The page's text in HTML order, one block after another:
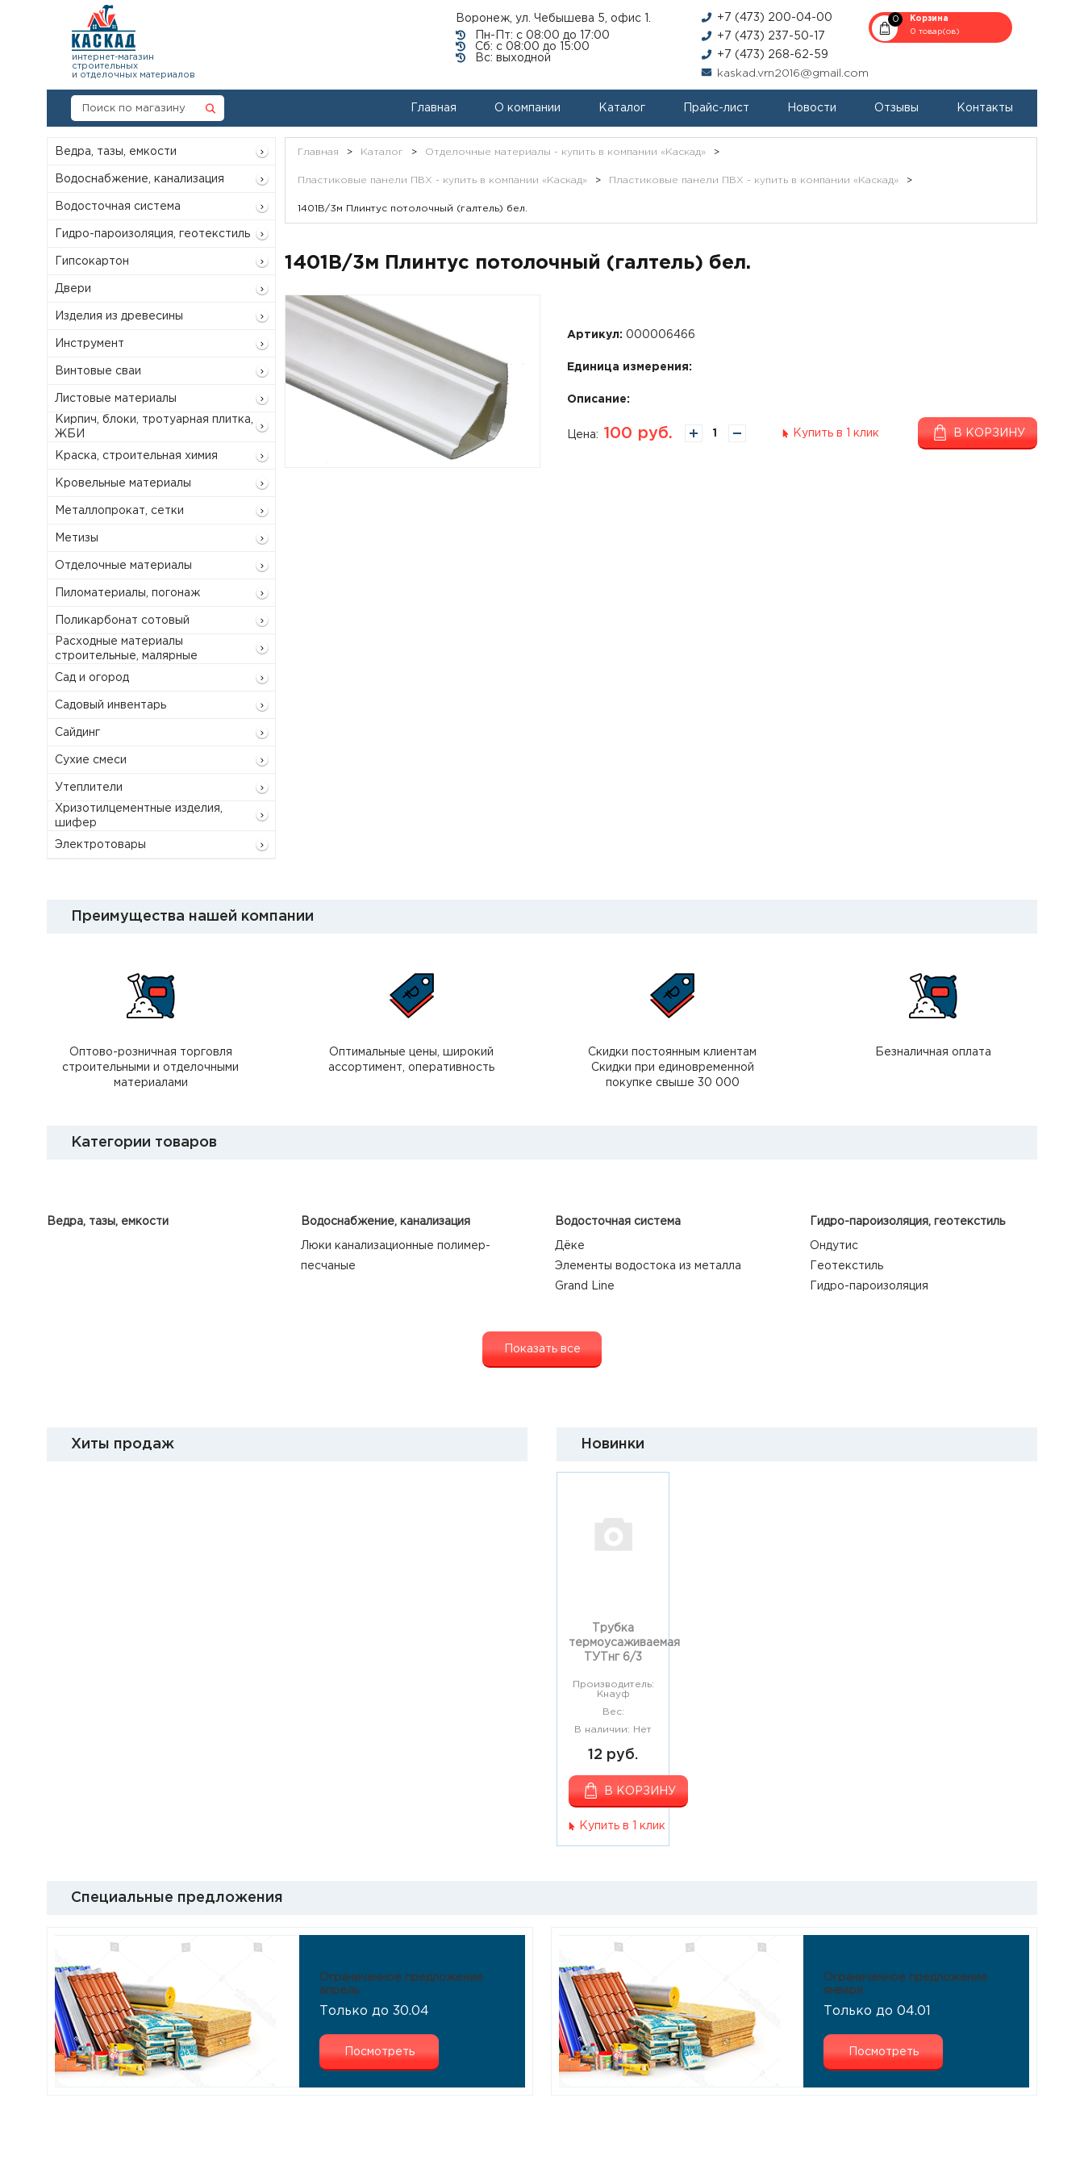
интернет-магазин
строительных
и отделочных материалов
Воронеж, ул. Чебышева 5, офис 1.
Пн-Пт: с 08:00 до 17:00
Сб: с 08:00 до 15:00
Вс: выходной
+7 (473) 200-04-00
+7 (473) 237-50-17
+7 (473) 268-62-59
kaskad.vrn2016@gmail.com
0
Корзина
0 товар(ов)
Главная О компании Каталог Прайс-лист Новости Отзывы Контакты
Ведра, тазы, емкости
Водоснабжение, канализация
Водосточная система
Гидро-пароизоляция, геотекстиль
Гипсокартон
Двери
Изделия из древесины
Инструмент
Винтовые сваи
Листовые материалы
Кирпич, блоки, тротуарная плитка,
ЖБИ
Краска, строительная химия
Кровельные материалы
Металлопрокат, сетки
Метизы
Отделочные материалы
Пиломатериалы, погонаж
Поликарбонат сотовый
Расходные материалы
строительные, малярные
Сад и огород
Садовый инвентарь
Сайдинг
Сухие смеси
Утеплители
Хризотилцементные изделия,
шифер
Электротовары
Главная > Каталог > Отделочные материалы - купить в компании «Каскад» >
Пластиковые панели ПВХ - купить в компании «Каскад» > Пластиковые панели ПВХ - купить в компании «Каскад» >
1401В/3м Плинтус потолочный (галтель) бел.
1401В/3м Плинтус потолочный (галтель) бел.
Артикул: 000006466
Единица измерения:
Описание:
Цена: 100 руб. Купить в 1 клик В КОРЗИНУ
Преимущества нашей компании
Оптово-розничная торговля
строительными и отделочными
материалами
Оптимальные цены, широкий
ассортимент, оперативность
Скидки постоянным клиентам
Скидки при единовременной
покупке свыше 30 000
Безналичная оплата
Категории товаров
Ведра, тазы, емкости Водоснабжение, канализация
Люки канализационные полимер-
песчаные
Водосточная система
Дёке
Элементы водостока из металла
Grand Line
Гидро-пароизоляция, геотекстиль
Ондутис
Геотекстиль
Гидро-пароизоляция
Показать все
Хиты продаж Новинки
Трубка
термоусаживаемая
ТУТнг 6/3
Производитель:
Кнауф
Вес:
В наличии: Нет
12 руб.
В КОРЗИНУ
Купить в 1 клик
Специальные предложения
Ограниченное предложение
апрель
Только до 30.04
Посмотреть
Ограниченное предложение
января
Только до 04.01
Посмотреть